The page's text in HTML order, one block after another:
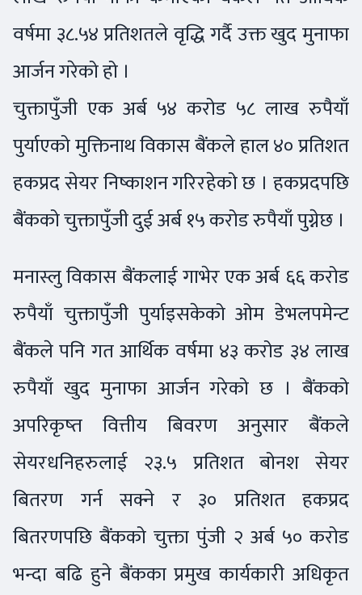
वर्षमा ३८.५४ प्रतिशतले वृद्धि गर्दै उक्त खुद मुनाफा
आर्जन गरेको हो ।
चुक्तापुँजी एक अर्ब ५४ करोड ५८ लाख रुपैयाँ
पुर्याएको मुक्तिनाथ विकास बैंकले हाल ४० प्रतिशत
हकप्रद सेयर निष्काशन गरिरहेको छ । हकप्रदपछि
बैंकको चुक्तापुँजी दुई अर्ब १५ करोड रुपैयाँ पुग्नेछ ।
मनास्लु विकास बैंकलाई गाभेर एक अर्ब ६६ करोड
रुपैयाँ चुक्तापुँजी पुर्याइसकेको ओम डेभलपमेन्ट
बैंकले पनि गत आर्थिक वर्षमा ४३ करोड ३४ लाख
रुपैयाँ खुद मुनाफा आर्जन गरेको छ । बैंकको
अपरिकृष्त वित्तीय बिवरण अनुसार बैंकले
सेयरधनिहरुलाई २३.५ प्रतिशत बोनश सेयर
बितरण गर्न सक्ने र ३० प्रतिशत हकप्रद
बितरणपछि बैंकको चुक्ता पुंजी २ अर्ब ५० करोड
भन्दा बढि हुने बैंकका प्रमुख कार्यकारी अधिकृत